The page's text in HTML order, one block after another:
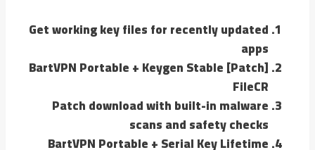
Get working key files for recently updated
apps
BartVPN Portable + Keygen Stable [Patch]
FileCR
Patch download with built-in malware
scans and safety checks
BartVPN Portable + Serial Key Lifetime